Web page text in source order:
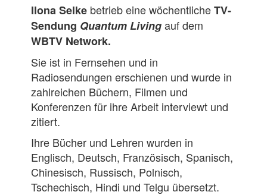
Ilona Selke betrieb eine wöchentlicheTV-
Sendung Quantum Livingauf dem
WBTV Network.
Sie ist in Fernsehen und in
Radiosendungen erschienen und wurde in
zahlreichen Büchern, Filmen und
Konferenzen für ihre Arbeit interviewt und
zitiert.
Ihre Bücher und Lehren wurden in
Englisch, Deutsch, Französisch, Spanisch,
Chinesisch, Russisch, Polnisch,
Tschechisch, Hindi und Telgu übersetzt.